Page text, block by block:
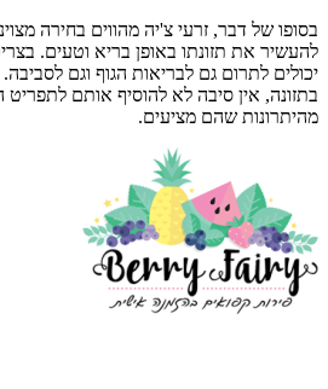
בסופו של דבר, זרעי צ'יה מהווים בחירה
להעשיר את תזונתו באופן בריא וטעים.
יכולים לתרום גם לבריאות הגוף וגם
בתזונה, אין סיבה לא להוסיף אותם לתפריט
מהיתרונות שהם מציעים.